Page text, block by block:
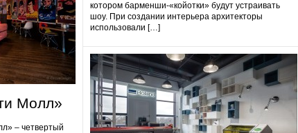
Молл»
– четвертый
котором барменши-«койотки» будут устраивать
шоу. При создании интерьера архитекторы
использовали […]